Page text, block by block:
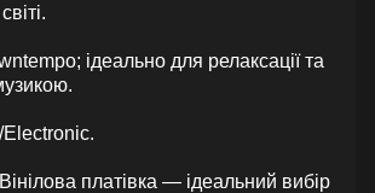
ідеально для релаксації та
Electronic.
Вінілова платівка — ідеальний вибір